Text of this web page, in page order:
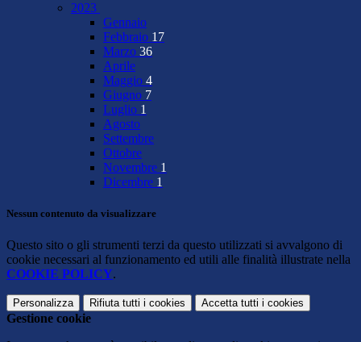
2023
Gennaio
Febbraio 17
Marzo 36
Aprile
Maggio 4
Giugno 7
Luglio 1
Agosto
Settembre
Ottobre
Novembre 1
Dicembre 1
Nessun contenuto da visualizzare
Questo sito o gli strumenti terzi da questo utilizzati si avvalgono di
cookie necessari al funzionamento ed utili alle finalità illustrate nella
COOKIE POLICY.
Personalizza Rifiuta tutti i cookies Accetta tutti i cookies
Gestione cookie